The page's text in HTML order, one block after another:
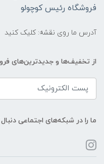
فروشگاه رئیس کوچولو
آدرس ما روی نقشه: کلیک کنید
از تخفیف‌ها و جدیدترین‌های
ما را در شبکه‌های اجتماعی